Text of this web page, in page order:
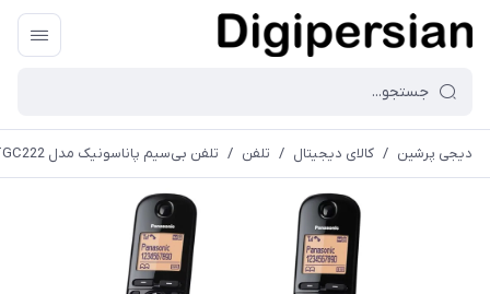
دیجی پرشین / کالای دیجیتال / تلفن / تلفن بی‌سیم پاناسونیک مدل KX-TGC222